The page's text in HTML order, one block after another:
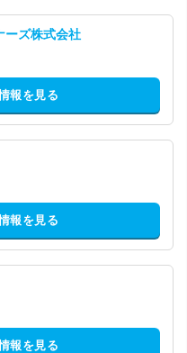
ーズ株式会社
報を見る
報を見る
報を見る